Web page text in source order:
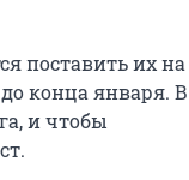
поставить их на
конца января. В
и чтобы